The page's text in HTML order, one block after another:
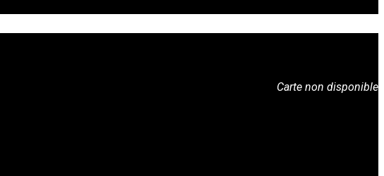
Carte non disponible